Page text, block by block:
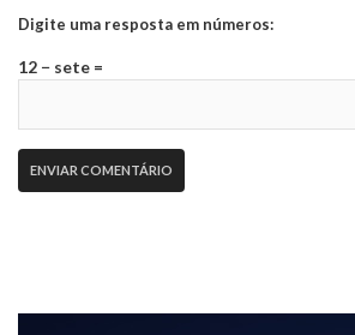
Digite uma resposta em números:
12 − sete =